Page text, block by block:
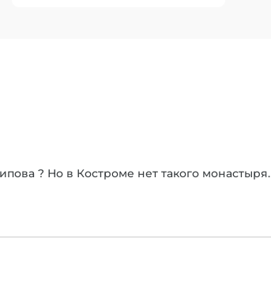
? Но в Костроме нет такого монастыря.